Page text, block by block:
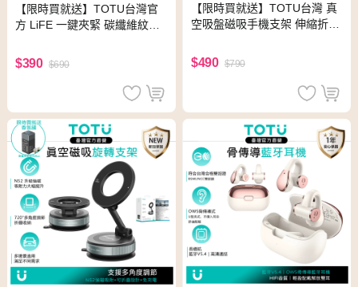
【限時買就送】TOTU台灣官
方 LiFE 一鍵夾緊 碳纖維紋出
neClick系列
$390 $690
【限時買就送】TOTU台灣 真
空吸盤磁吸手機支架 伸縮折疊
用導航/MagSafe適用
$490 $790